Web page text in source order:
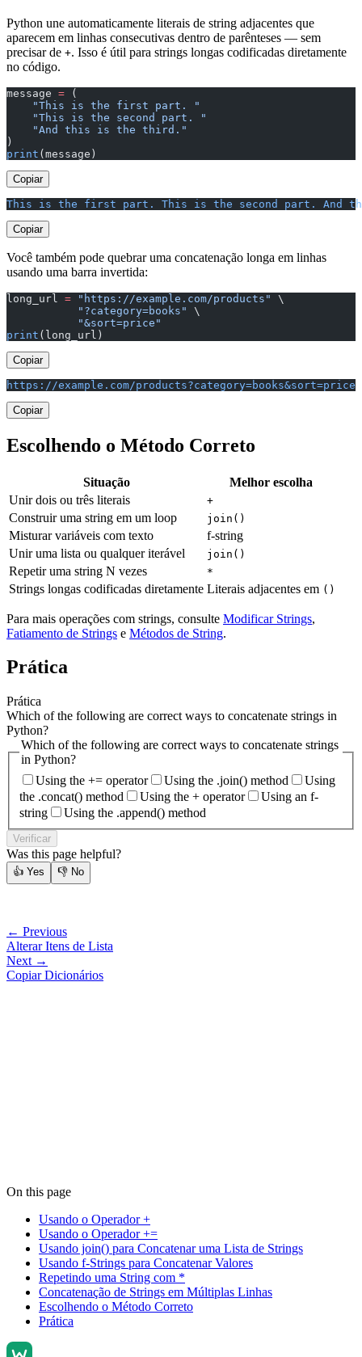
Python une automaticamente literais de string adjacentes que
aparecem em linhas consecutivas dentro de parênteses — sem
precisar de +. Isso é útil para strings longas codificadas diretamente
no código.
message = (
    "This is the first part. "
    "This is the second part. "
    "And this is the third."
)
print (message)
Copiar
This is the first part. This is the second part. And
Copiar
Você também pode quebrar uma concatenação longa em linhas
usando uma barra invertida:
long_url = "https://example.com/products"
\
           "?category=books"
\
           "&sort=price"
print (long_url)
Copiar
https://example.com/products?category=books&sort=price
Copiar
Escolhendo o Método Correto
Situação
Melhor escolha
Unir dois ou três literais
+
Construir uma string em um loop join()
Misturar variáveis com texto
f-string
Unir uma lista ou qualquer iterável
join()
Repetir uma string N vezes *
Strings longas codificadas diretamente Literais adjacentes em ()
Para mais operações com strings, consulte Modificar Strings,
Fatiamento de Strings e Métodos de String.
Prática
Prática
Which of the following are correct ways to concatenate strings in
Python?
Which of the following are correct ways to concatenate strings
in Python?
Using the += operator
Using the .join() method
Using
the .concat() method
Using the + operator
Using an f-
string
Using the .append() method
Verificar
Was this page helpful?
👍 Yes 👎 No
← Previous
Alterar Itens de Lista
Next →
Copiar Dicionários
On this page
Usando o Operador +
Usando o Operador +=
Usando join() para Concatenar uma Lista de Strings
Usando f-Strings para Concatenar Valores
Repetindo uma String com *
Concatenação de Strings em Múltiplas Linhas
Escolhendo o Método Correto
Prática